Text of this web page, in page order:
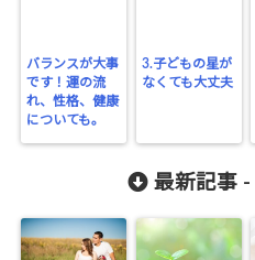
バランスが大事
です！運の流
れ、性格、健康
についても。
3.子どもの星が
なくても大丈夫
最新記事 -